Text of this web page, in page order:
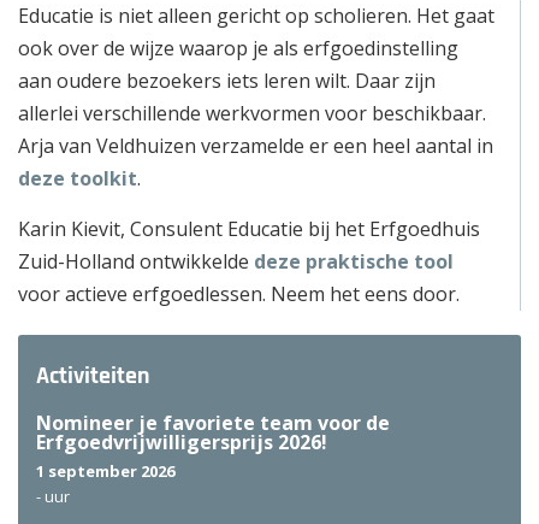
Educatie is niet alleen gericht op scholieren. Het gaat
ook over de wijze waarop je als erfgoedinstelling
aan oudere bezoekers iets leren wilt. Daar zijn
allerlei verschillende werkvormen voor beschikbaar.
Arja van Veldhuizen verzamelde er een heel aantal in
deze toolkit.
Karin Kievit, Consulent Educatie bij het Erfgoedhuis
Zuid-Holland ontwikkelde deze praktische tool
voor actieve erfgoedlessen. Neem het eens door.
Activiteiten
Nomineer je favoriete team voor de
Erfgoedvrijwilligersprijs 2026!
1 september 2026
- uur